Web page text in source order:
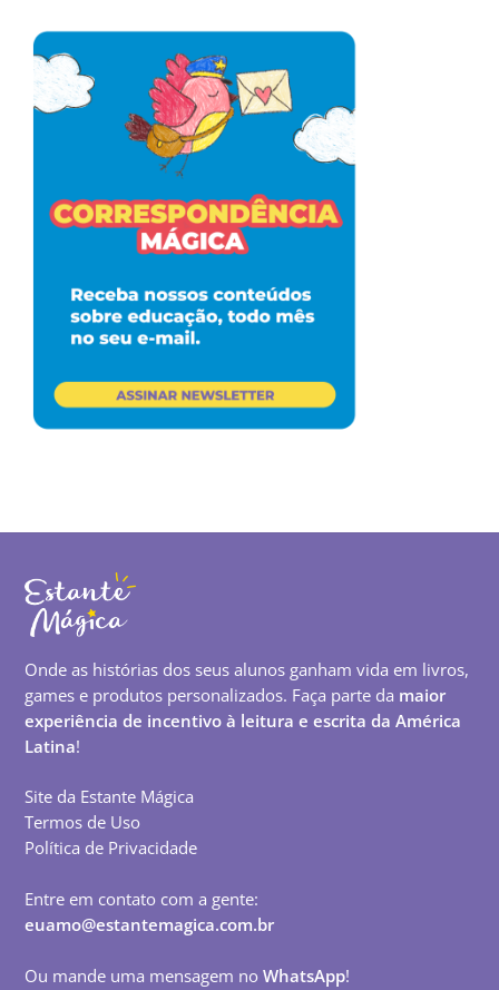
Onde as histórias dos seus alunos ganham vida em livros,
games e produtos personalizados. Faça parte da maior
experiência de incentivo à leitura e escrita da América
Latina!
Site da Estante Mágica
Termos de Uso
Política de Privacidade
Entre em contato com a gente:
euamo@estantemagica.com.br
Ou mande uma mensagem noWhatsApp!